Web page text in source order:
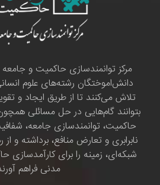
مرکز توانمندسازی حاکمیت و
دانش‌اموختگان رشته‌های علوم
تلاش می‌کنند تا از طریق ایجاد و
بتوانند گام‌هایی در حل مسائلی
حاکمیت، توانمندسازی جامعه،
نابرابری و تعارض منافع، برداشته و
شبکه‌ای، زمینه را برای
مدنی فراهم